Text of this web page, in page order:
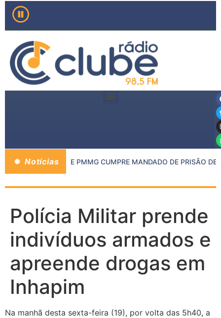
Notícias
MP DE INHAPIM E PMMG CUMPRE MANDADO DE PRISÃO DE
Polícia Militar prende
indivíduos armados e
apreende drogas em
Inhapim
Na manhã desta sexta-feira (19), por volta das 5h40, a